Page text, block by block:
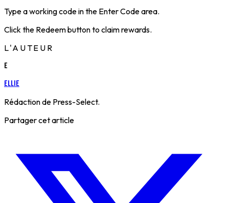
Type a working code in the Enter Code area.
Click the Redeem button to claim rewards.
L'AUTEUR
E
Ellie
Rédaction de Press-Select.
Partager cet article